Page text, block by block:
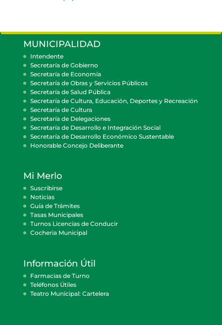
MUNICIPALIDAD
Intendente
Secretaría de Gobierno
Secretaría de Economía
Secretaría de Obras y Servicios Públicos
Secretaría de Salud Pública
Secretaría de Cultura, Educación, Deportes y Recreación
Secretaría de Cultura
Secretaría de Delegaciones
Secretaría de Desarrollo e Integración Social
Secretaría de Desarrollo Económico Sustentable
Honorable Concejo Deliberante
Mi Merlo
Suscribirse
Noticias
Guía de Trámites
Tasas Municipales
Turnos Licencias de Conducir
Cocheria Municipal
Información Útil
Farmacias de Turno
Teléfonos Útiles
Teatro Municipal: Cartelera